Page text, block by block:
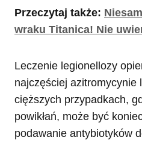
Przeczytaj także:
wraku Titanica! Nie
Leczenie legionellozy
najczęściej azitromycynie
cięższych przypadkach,
powikłań, może być
podawanie antybiotyków